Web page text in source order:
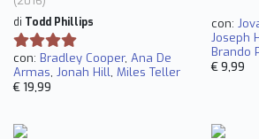
di Todd Phillips
con: Bradley Cooper, Ana De
Armas, Jonah Hill, Miles Teller
€ 19,99
con:
Joseph
Brando
€ 9,99